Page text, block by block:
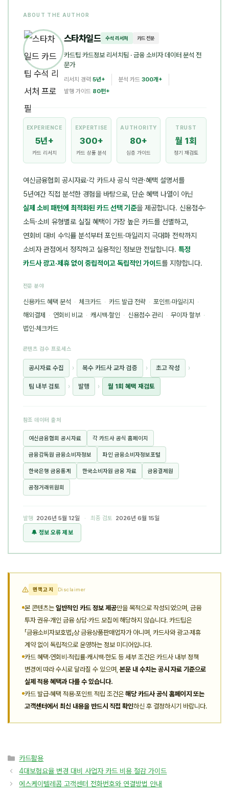
ABOUT THE AUTHOR
스타차일드 수석 리서처 카드 전문
카드팁 카드정보 리서치팀 · 금융 소비자 데이터 분석 전
문가
리서치 경력 5년+ 분석 카드 300개+
발행 가이드 80편+
EXPERIENCE
5년+
카드 리서치
EXPERTISE
300+
카드 상품 분석
AUTHORITY
80+
심층 가이드
TRUST
월 1회
정기 재검토
여신금융협회 공시자료·각 카드사 공식 약관·혜택 설명서를
5년여간 직접 분석한 경험을 바탕으로, 단순 혜택 나열이 아닌
실제 소비 패턴에 최적화된 카드 선택 기준을 제공합니다. 신용점수·
소득·소비 유형별로 실질 혜택이 가장 높은 카드를 선별하고,
연회비 대비 수익률 분석부터 포인트·마일리지 극대화 전략까지
소비자 관점에서 정직하고 실용적인 정보만 전달합니다. 특정
카드사 광고·제휴 없이 중립적이고 독립적인 가이드를 지향합니다.
전문 분야
신용카드 혜택 분석 · 체크카드 · 카드 발급 전략 · 포인트·마일리지 ·
해외결제 · 연회비 비교 · 캐시백·할인 · 신용점수 관리 · 무이자 할부 ·
법인·체크카드
콘텐츠 검수 프로세스
공시자료 수집 › 복수 카드사 교차 검증 › 초고 작성 ›
팀 내부 검토 › 발행 › 월 1회 혜택 재검토
참조 데이터 출처
여신금융협회 공시자료 각 카드사 공식 홈페이지
금융감독원 금융소비자정보 파인 금융소비자정보포털
한국은행 금융통계 한국소비자원 금융 자료 금융결제원
공정거래위원회
발행 2026년 5월 12일 · 최종 검토
2026년 6월 15일
🔔 정보 오류 제보
면책고지 Disclaimer
본 콘텐츠는 일반적인 카드 정보 제공만을 목적으로 작성되었으며, 금융
투자 권유·개인 금융 상담·카드 모집에 해당하지 않습니다. 카드팁은
「금융소비자보호법」상 금융상품판매업자가 아니며, 카드사와 광고·제휴
계약 없이 독립적으로 운영하는 정보 미디어입니다.
카드 혜택·연회비·적립률·캐시백·한도 등 세부 조건은 카드사 내부 정책
변경에 따라 수시로 달라질 수 있으며,본문 내 수치는 공시 자료 기준으로
실제 적용 혜택과 다를 수 있습니다.
카드 발급·혜택 적용·포인트 적립 조건은 해당 카드사 공식 홈페이지 또는
고객센터에서 최신 내용을 반드시 직접 확인하신 후 결정하시기 바랍니다.
카
테
리
카드활용
4대보험요율 변경 대비 사업자 카드 비용 절감 가이드
에스케이텔레콤 고객센터 전화번호와 연결방법 안내